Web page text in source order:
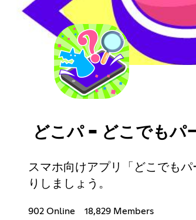
どこパ - どこでも
スマホ向けアプリ「どこでも
りしましょう。
902 Online 18,829 Members